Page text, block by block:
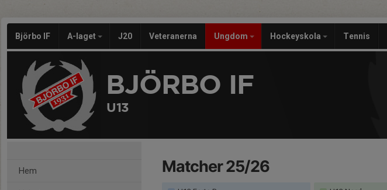
Björbo IF A-laget J20 Veteranerna Ungdom Hockeyskola Tennis
BJÖRBO IF
U13
Hem Matcher 25/26